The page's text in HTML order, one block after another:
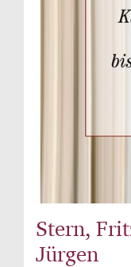
Stern,
Jürgen